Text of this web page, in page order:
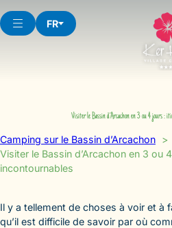
au
contenu
FR
Visiter le Bassin d’Arcachon en 3 ou 4 jours :
Camping sur le Bassin d’Arcachon
Visiter le Bassin d’Arcachon en 3 ou
incontournables
Il y a tellement de choses à voir et à
qu’il est difficile de savoir par où